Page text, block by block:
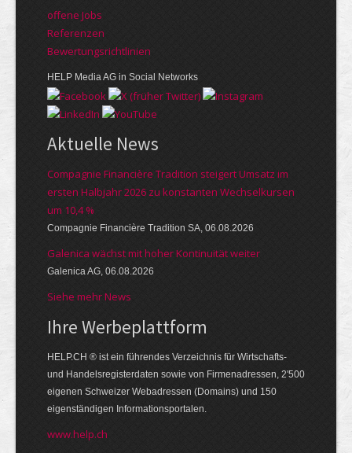
offene Jobs
Referenzen
Bewer­tungs­richt­linien
HELP Media AG in Social Networks
Aktuelle News
Compagnie Financière Tradition steigert Umsatz im
ersten Halbjahr 2026 zu konstanten Wechselkursen
um 10,4 %
Compagnie Financière Tradition SA, 06.08.2026
Galenica wächst mit hoher Kontinuität weiter
Galenica AG, 06.08.2026
Siehe mehr News
Ihre Werbe­platt­form
HELP.CH ® ist ein führendes Ver­zeich­nis für Wirt­schafts-
und Handels­register­daten so­wie von Firmen­adressen, 2'500
eige­nen Schweizer Web­adressen (Domains) und 150
eigen­ständigen Infor­mations­por­talen.
www.help.ch